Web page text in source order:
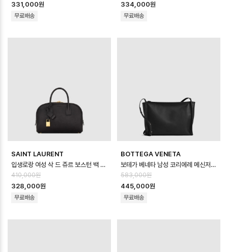
331,000원
무료배송
334,000원
무료배송
SAINT LAURENT
입생로랑 여성 삭 드 쥬르 보스턴 백 스몰 - Saint Laurent Womens Sa…
410,000원
328,000원
무료배송
BOTTEGA VENETA
보테가 베네타 남성 코리에레 메신저 백 - Bottega veneta Mens Corrie…
583,000원
445,000원
무료배송